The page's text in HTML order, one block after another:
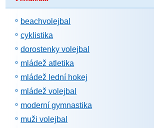
beachvolejbal
cyklistika
dorostenky volejbal
mládež atletika
mládež lední hokej
mládež volejbal
moderní gymnastika
muži volejbal